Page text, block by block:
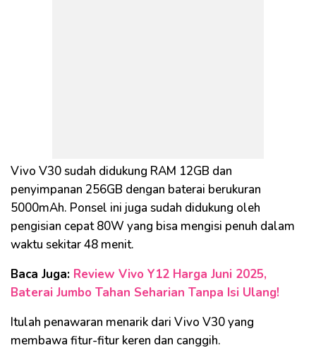
Vivo V30 sudah didukung RAM 12GB dan
penyimpanan 256GB dengan baterai berukuran
5000mAh. Ponsel ini juga sudah didukung oleh
pengisian cepat 80W yang bisa mengisi penuh dalam
waktu sekitar 48 menit.
Baca Juga: Review Vivo Y12 Harga Juni 2025,
Baterai Jumbo Tahan Seharian Tanpa Isi Ulang!
Itulah penawaran menarik dari Vivo V30 yang
membawa fitur-fitur keren dan canggih.